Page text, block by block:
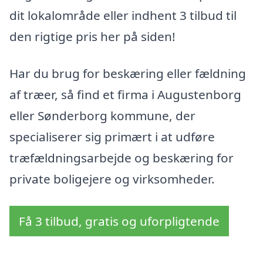
dit lokalområde eller indhent 3 tilbud til
den rigtige pris her på siden!
Har du brug for beskæring eller fældning
af træer, så find et firma i Augustenborg
eller Sønderborg kommune, der
specialiserer sig primært i at udføre
træfældningsarbejde og beskæring for
private boligejere og virksomheder.
Få 3 tilbud, gratis og uforpligtende